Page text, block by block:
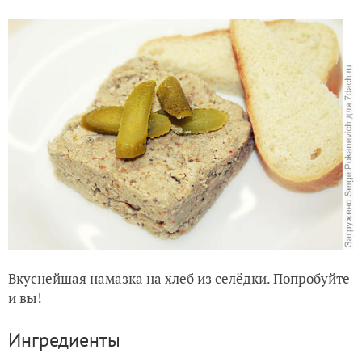
Вкуснейшая намазка на хлеб из селёдки. Попробуйте
и вы!
Ингредиенты